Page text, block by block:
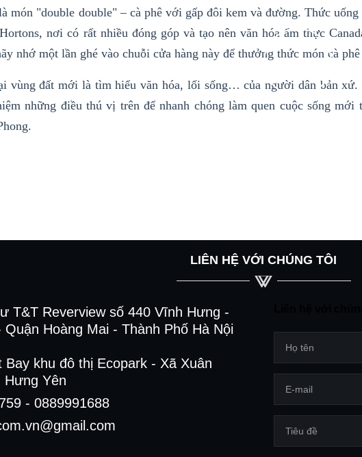
món "double double" – cà phê với gấp đôi kem và đường. Thức uống
nơi có rất nhiều đóng góp và tạo nên văn hóa ẩm thực
nhớ một lần ghé vào chuỗi cửa hàng này để thưởng thức món cà
vùng đất mới là tìm hiểu văn hóa, lối sống… của người dân bản xứ.
những điều thú vị trên để nhanh chóng làm quen cuộc sống mới
LIÊN HỆ VỚI CHÚNG TÔI
T&T Reverview số 440 Vĩnh Hưng -
Hoàng Mai - Thành Phố Hà Nội
khu đô thị Ecopark - Xã Xuân
Hưng Yên
- 0889991688